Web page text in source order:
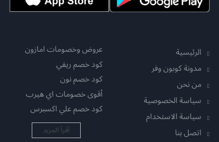
الرئيسية
مدونة كوبون وفر
من نحن
سياسة الخصوصية
سياسة الاستخدام
اتصل بنا
عروض وخصومات امازون
كود خصم ريفي
كود خصم نون
أقوى خصومات اي هيرب
كود خصم علي اكسبرس
أقرأ المزيد